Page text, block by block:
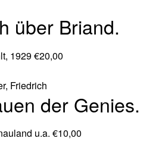
über Briand.
1929€20,00
Friedrich
der Genies.
u.a. €10,00